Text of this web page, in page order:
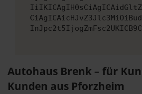
Autohaus Brenk – für
Kunden aus Pforzheim